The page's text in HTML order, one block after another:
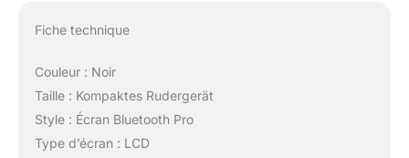
Fiche technique
Couleur : Noir
Taille : Kompaktes Rudergerät
Style : Écran Bluetooth Pro
Type d’écran : LCD